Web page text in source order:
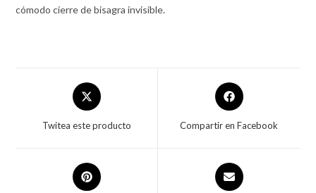
cómodo cierre de bisagra invisible.
Twitea este producto Compartir en Facebook